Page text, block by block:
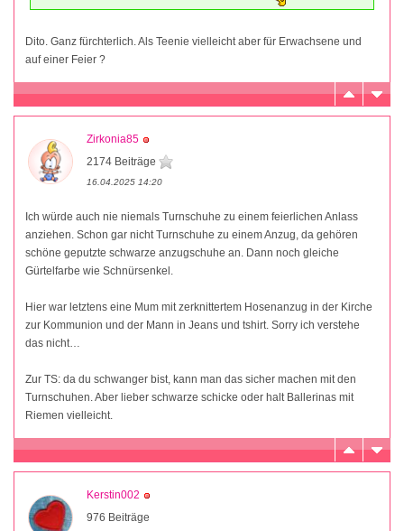
Dito. Ganz fürchterlich. Als Teenie vielleicht aber für Erwachsene und
auf einer Feier ?
Zirkonia85
2174 Beiträge
16.04.2025 14:20
Ich würde auch nie niemals Turnschuhe zu einem feierlichen Anlass
anziehen. Schon gar nicht Turnschuhe zu einem Anzug, da gehören
schöne geputzte schwarze anzugschuhe an. Dann noch gleiche
Gürtelfarbe wie Schnürsenkel.
Hier war letztens eine Mum mit zerknittertem Hosenanzug in der Kirche
zur Kommunion und der Mann in Jeans und tshirt. Sorry ich verstehe
das nicht…
Zur TS: da du schwanger bist, kann man das sicher machen mit den
Turnschuhen. Aber lieber schwarze schicke oder halt Ballerinas mit
Riemen vielleicht.
Kerstin002
976 Beiträge